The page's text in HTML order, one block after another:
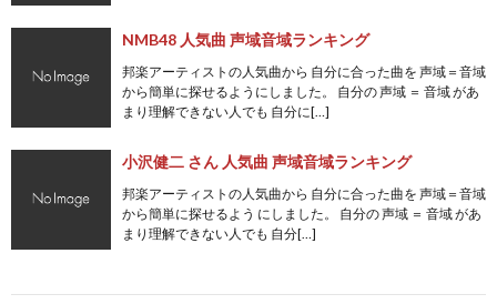
NMB48 人気曲 声域音域ランキング
邦楽アーティストの人気曲から 自分に合った曲を 声域＝音域
から簡単に探せるようにしました。 自分の 声域 ＝ 音域 があ
まり理解できない人でも 自分に[…]
小沢健二 さん 人気曲 声域音域ランキング
邦楽アーティストの人気曲から 自分に合った曲を 声域＝音域
から簡単に探せるよう にしました。 自分の 声域 ＝ 音域 があ
まり理解できない人でも 自分[…]